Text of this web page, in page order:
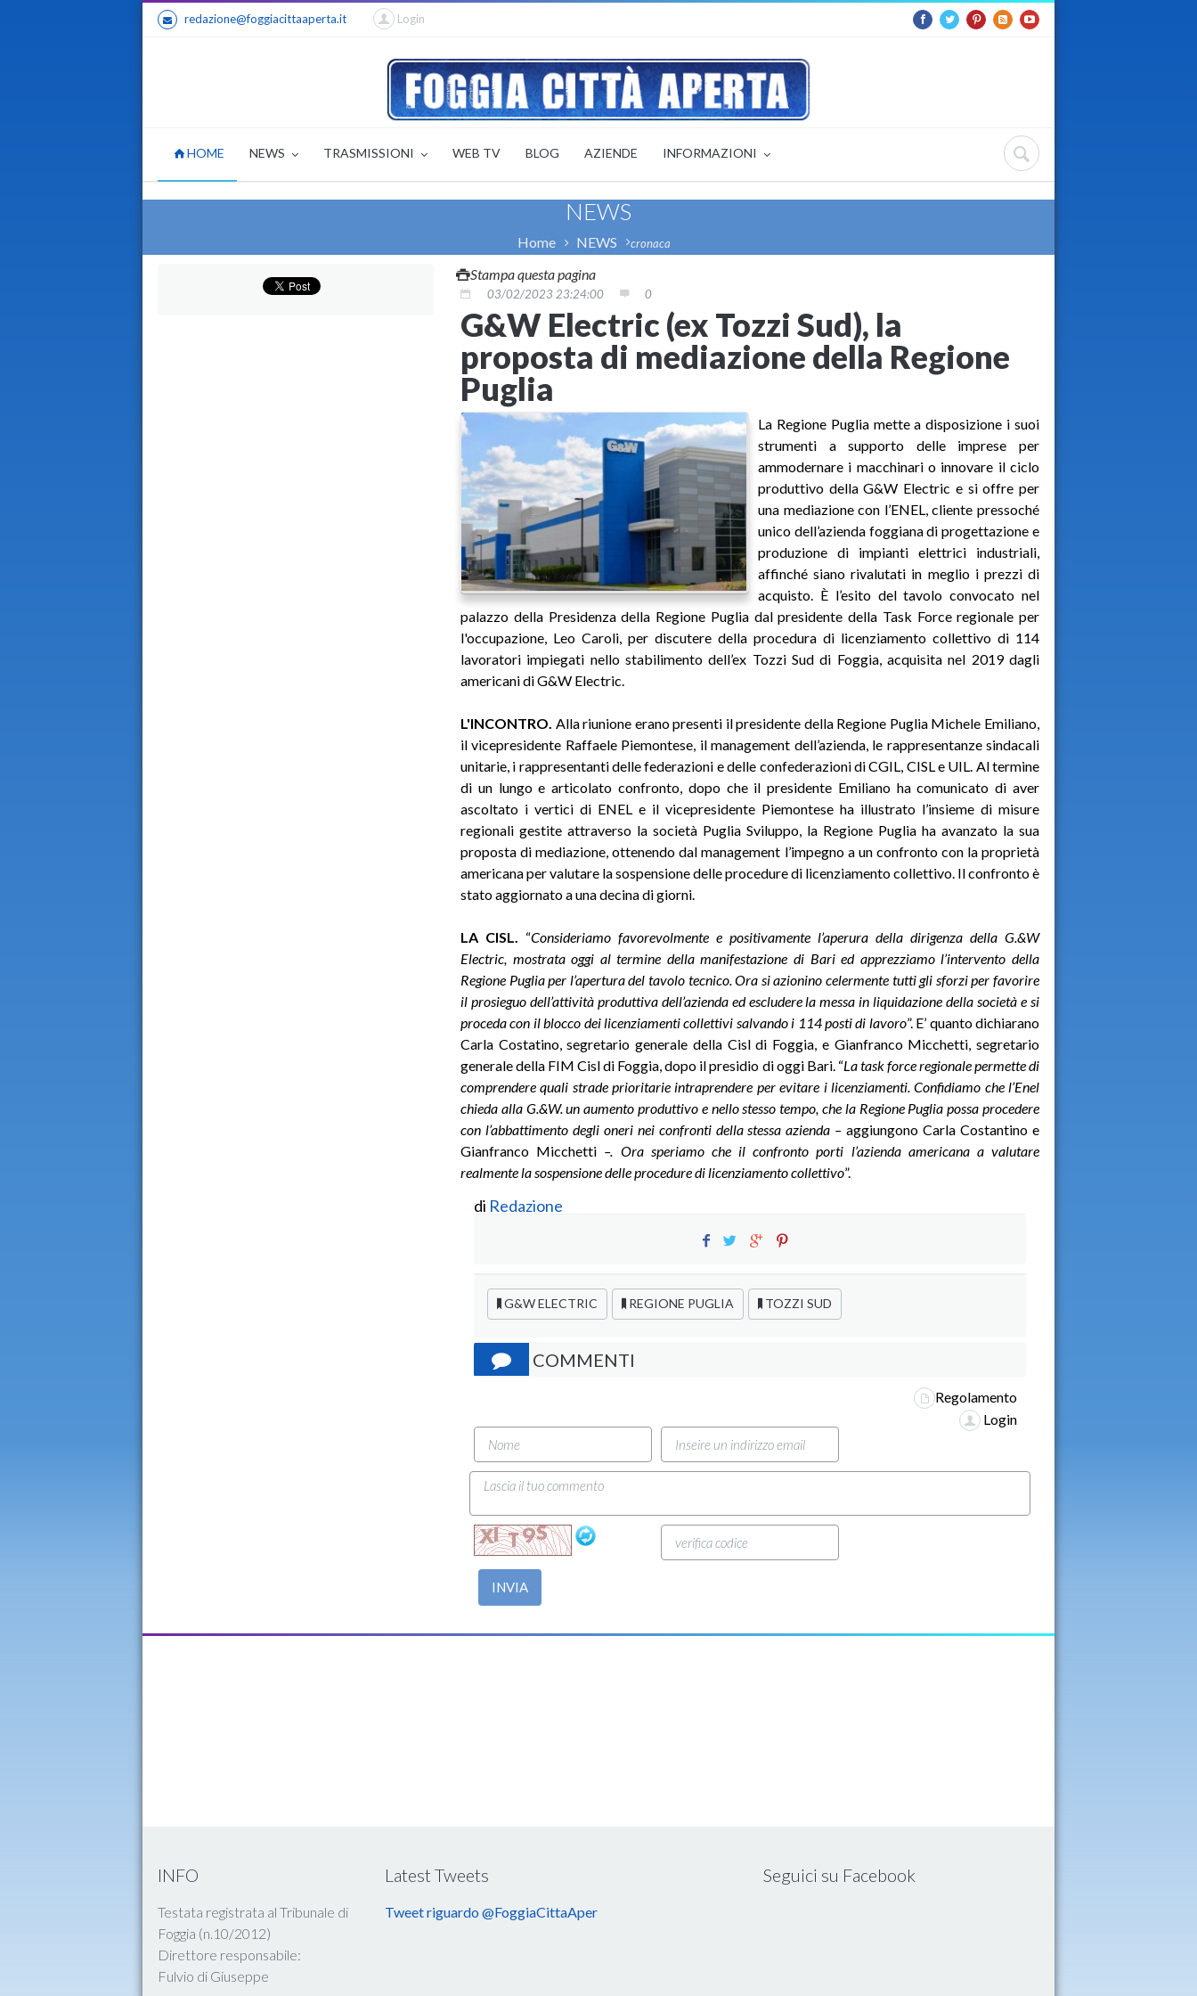
redazione@foggiacittaaperta.it Login
HOME NEWS TRASMISSIONI WEB TV BLOG AZIENDE INFORMAZIONI
NEWS
Home NEWS cronaca
Stampa questa pagina
03/02/2023 23:24:00 0
G&W Electric (ex Tozzi Sud), la
proposta di mediazione della Regione
Puglia
La Regione Puglia mette a disposizione i suoi
strumenti a supporto delle imprese per
ammodernare i macchinari o innovare il ciclo
produttivo della G&W Electric e si offre per
una mediazione con l’ENEL, cliente pressoché
unico dell’azienda foggiana di progettazione e
produzione di impianti elettrici industriali,
affinché siano rivalutati in meglio i prezzi di
acquisto. È l’esito del tavolo convocato nel
palazzo della Presidenza della Regione Puglia dal presidente della Task Force regionale per
l'occupazione, Leo Caroli, per discutere della procedura di licenziamento collettivo di 114
lavoratori impiegati nello stabilimento dell’ex Tozzi Sud di Foggia, acquisita nel 2019 dagli
americani di G&W Electric.
L'INCONTRO. Alla riunione erano presenti il presidente della Regione Puglia Michele Emiliano,
il vicepresidente Raffaele Piemontese, il management dell’azienda, le rappresentanze sindacali
unitarie, i rappresentanti delle federazioni e delle confederazioni di CGIL, CISL e UIL. Al termine
di un lungo e articolato confronto, dopo che il presidente Emiliano ha comunicato di aver
ascoltato i vertici di ENEL e il vicepresidente Piemontese ha illustrato l’insieme di misure
regionali gestite attraverso la società Puglia Sviluppo, la Regione Puglia ha avanzato la sua
proposta di mediazione, ottenendo dal management l’impegno a un confronto con la proprietà
americana per valutare la sospensione delle procedure di licenziamento collettivo. Il confronto è
stato aggiornato a una decina di giorni.
LA CISL. “Consideriamo favorevolmente e positivamente l’aperura della dirigenza della G.&W
Electric, mostrata oggi al termine della manifestazione di Bari ed apprezziamo l’intervento della
Regione Puglia per l’apertura del tavolo tecnico. Ora si azionino celermente tutti gli sforzi per favorire
il prosieguo dell’attività produttiva dell’azienda ed escludere la messa in liquidazione della società e si
proceda con il blocco dei licenziamenti collettivi salvando i 114 posti di lavoro”. E’ quanto dichiarano
Carla Costatino, segretario generale della Cisl di Foggia, e Gianfranco Micchetti, segretario
generale della FIM Cisl di Foggia, dopo il presidio di oggi Bari. “La task force regionale permette di
comprendere quali strade prioritarie intraprendere per evitare i licenziamenti. Confidiamo che l’Enel
chieda alla G.&W. un aumento produttivo e nello stesso tempo, che la Regione Puglia possa procedere
con l’abbattimento degli oneri nei confronti della stessa azienda –aggiungono Carla Costantino e
Gianfranco Micchetti –. Ora speriamo che il confronto porti l’azienda americana a valutare
realmente la sospensione delle procedure di licenziamento collettivo”.
di Redazione
G&W ELECTRIC REGIONE PUGLIA TOZZI SUD
COMMENTI
Regolamento
Login
INVIA
INFO
Testata registrata al Tribunale di
Foggia (n.10/2012)
Direttore responsabile:
Fulvio di Giuseppe
Latest Tweets
Tweet riguardo @FoggiaCittaAper
Seguici su Facebook